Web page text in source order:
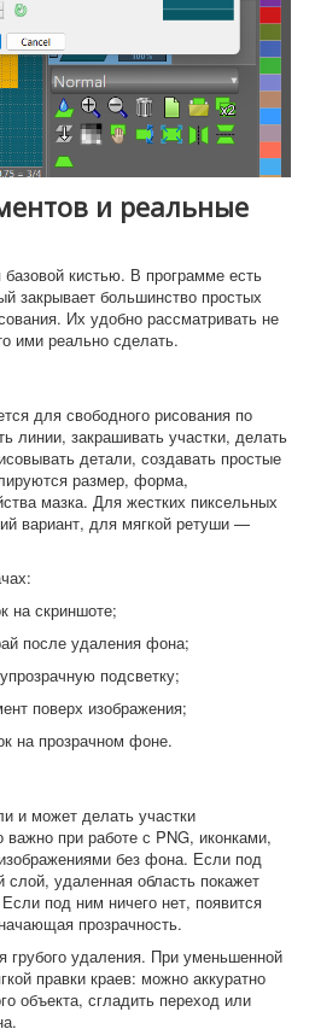
и реальные
базовой кистью. В программе есть
закрывает большинство простых
Их удобно рассматривать не
ими реально сделать.
для свободного рисования по
линии, закрашивать участки, делать
детали, создавать простые
размер, форма,
мазка. Для жестких пиксельных
вариант, для мягкой ретуши —
на скриншоте;
после удаления фона;
подсветку;
поверх изображения;
на прозрачном фоне.
и может делать участки
при работе с PNG, иконками,
без фона. Если под
удаленная область покажет
под ним ничего нет, появится
прозрачность.
грубого удаления. При уменьшенной
правки краев: можно аккуратно
объекта, сгладить переход или